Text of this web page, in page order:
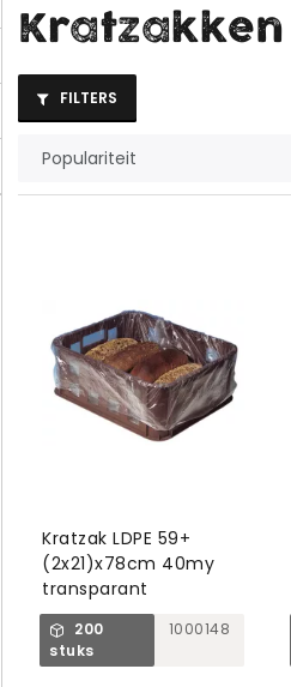
Kratzakken
FILTERS
Kratzak LDPE 59+
(2x21)x78cm 40my
transparant
200
stuks
1000148